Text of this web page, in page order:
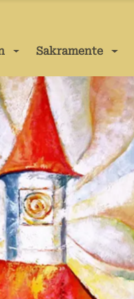
Sakramente